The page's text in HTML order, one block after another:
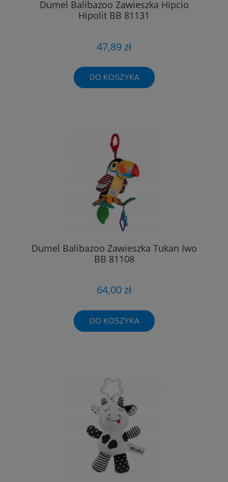
Dumel Balibazoo Zawieszka Hipcio
Hipolit BB 81131
47,89 zł
DO KOSZYKA
Dumel Balibazoo Zawieszka Tukan Iwo
BB 81108
64,00 zł
DO KOSZYKA